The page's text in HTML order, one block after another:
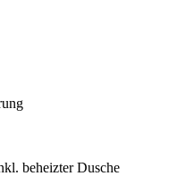
beheizter Dusche